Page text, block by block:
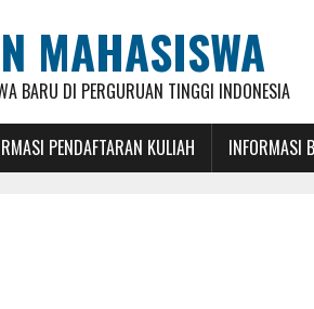
MAHASISWA
BARU DI PERGURUAN TINGGI INDONESIA
PENDAFTARAN KULIAH INFORMASI